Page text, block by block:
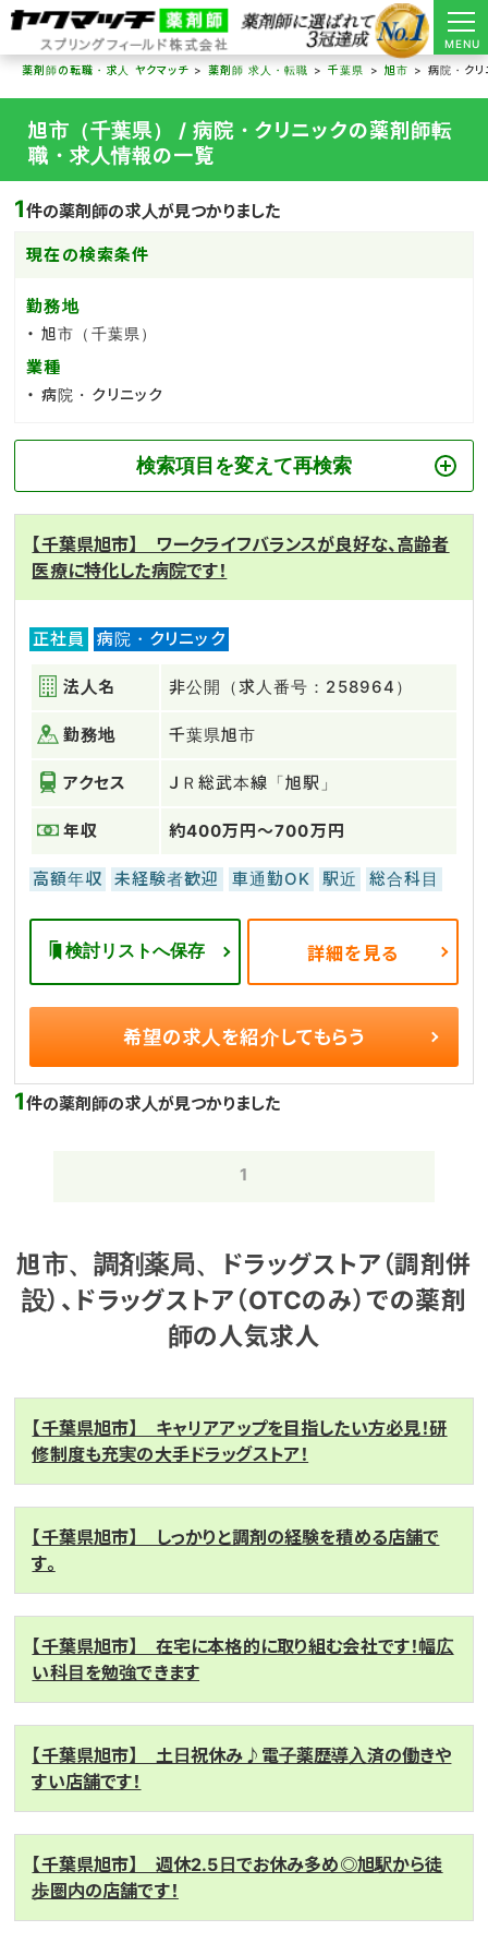
MENU
薬剤師の転職・求人 ヤクマッチ
薬剤師 求人・転職 千葉県 旭市 病院・クリ
旭市（千葉県） / 病院・クリニックの薬剤師転
職・求人情報の一覧
1件の薬剤師の求人が見つかりました
現在の検索条件
勤務地
旭市（千葉県）
業種
病院・クリニック
検索項目を変えて再検索
【千葉県旭市】 ワークライフバランスが良好な、高齢者
医療に特化した病院です！
正社員 病院・クリニック
法人名 非公開（求人番号：258964）
勤務地 千葉県旭市
アクセス ＪＲ総武本線「旭駅」
年収 約400万円～700万円
高額年収 未経験者歓迎 車通勤OK 駅近 総合科目
検討リストへ保存 詳細を見る
希望の求人を紹介してもらう
1件の薬剤師の求人が見つかりました
1
旭市、調剤薬局、ドラッグストア（調剤併
設）、ドラッグストア（OTCのみ）での薬剤
師の人気求人
【千葉県旭市】 キャリアアップを目指したい方必見！研
修制度も充実の大手ドラッグストア！
【千葉県旭市】 しっかりと調剤の経験を積める店舗で
す。
【千葉県旭市】 在宅に本格的に取り組む会社です！幅広
い科目を勉強できます
【千葉県旭市】 土日祝休み♪電子薬歴導入済の働きや
すい店舗です！
【千葉県旭市】 週休2.5日でお休み多め◎旭駅から徒
歩圏内の店舗です！